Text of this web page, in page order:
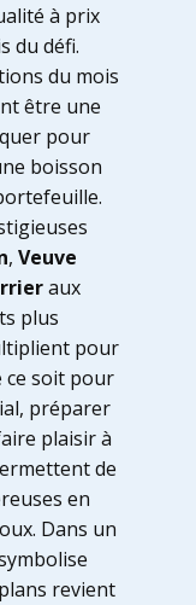
à prix
du défi.
du mois
être une
pour
boisson
, Veuve
aux
plus
pour
ce soit pour
préparer
plaisir à
de
en
Dans un
revient